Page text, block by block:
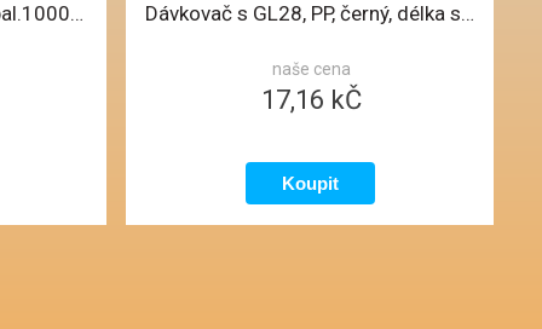
Dávkovač s GL28, PP, bílý, bal.1000ks, D1 Dávkovač s GL28, PP, černý, délka stonku 190mm, D2
naše cena
17,16 kČ